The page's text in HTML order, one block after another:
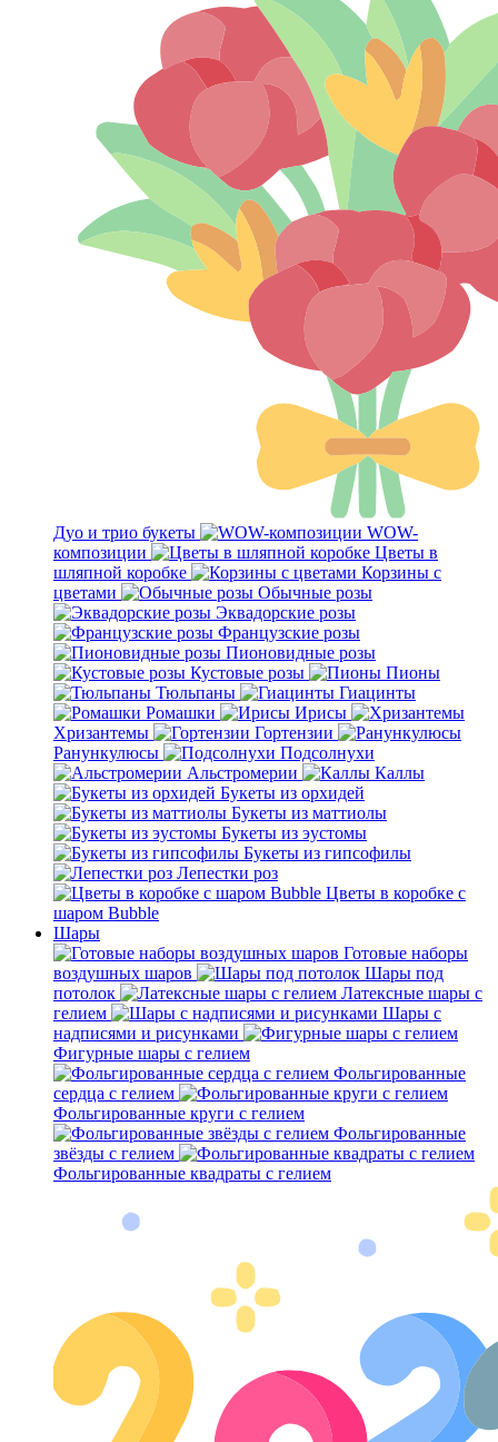
Дуо и трио букеты
WOW-
композиции
Цветы в
шляпной коробке
Корзины с
цветами
Обычные розы
Эквадорские розы
Французские розы
Пионовидные розы
Кустовые розы
Пионы
Тюльпаны
Гиацинты
Ромашки
Ирисы
Хризантемы
Гортензии
Ранункулюсы
Подсолнухи
Альстромерии
Каллы
Букеты из орхидей
Букеты из маттиолы
Букеты из эустомы
Букеты из гипсофилы
Лепестки роз
Цветы в коробке с
шаром Bubble
Шары
Готовые наборы
воздушных шаров
Шары под
потолок
Латексные шары с
гелием
Шары с
надписями и рисунками
Фигурные шары с гелием
Фольгированные
сердца с гелием
Фольгированные круги с гелием
Фольгированные
звёзды с гелием
Фольгированные квадраты с гелием